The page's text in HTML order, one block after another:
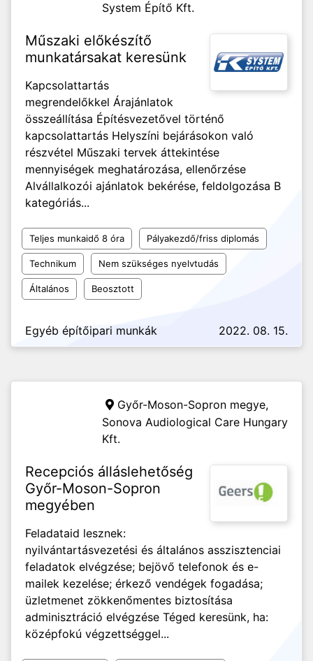
System Építő Kft.
Műszaki előkészítő
munkatársakat keresünk
Kapcsolattartás
megrendelőkkel Árajánlatok
összeállítása Építésvezetővel történő
kapcsolattartás Helyszíni bejárásokon való
részvétel Műszaki tervek áttekintése
mennyiségek meghatározása, ellenőrzése
Alvállalkozói ajánlatok bekérése, feldolgozása B
kategóriás...
Teljes munkaidő 8 óra Pályakezdő/friss diplomás
Technikum Nem szükséges nyelvtudás
Általános Beosztott
Egyéb építőipari munkák 2022. 08. 15.
Győr-Moson-Sopron megye,
Sonova Audiological Care Hungary
Kft.
Recepciós álláslehetőség
Győr-Moson-Sopron
megyében
Feladataid lesznek:
nyilvántartásvezetési és általános asszisztenciai
feladatok elvégzése; bejövő telefonok és e-
mailek kezelése; érkező vendégek fogadása;
üzletmenet zökkenőmentes biztosítása
adminisztráció elvégzése Téged keresünk, ha:
középfokú végzettséggel...